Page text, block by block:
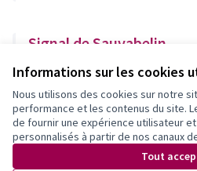
Informations sur les cookies
Nous utilisons des cookies sur notre
performance et les contenus du site.
de fournir une expérience utilisateur
personnalisés à partir de nos canaux
Tout
Signal de Sauvabelin
Placette de Florency-
Proposition officielle